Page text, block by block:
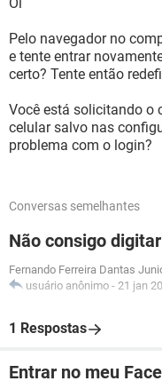
Pelo navegador no
e tente entrar
certo? Tente então
Você está solicitando o
celular salvo nas
problema com o login?
Conversas semelhantes
Não consigo
Fernando Ferreira Dantas
usuário anônimo - 21 jan
1 Respostas
Entrar no meu